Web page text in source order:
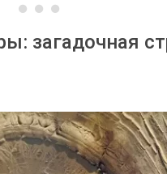
загадочная